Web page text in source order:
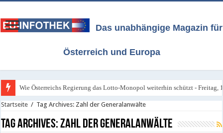
Das unabhängige Magazin für
Österreich und Europa
Wie Österreichs Regierung das Lotto-Monopol weiterhin schützt - Freitag,
Startseite / Tag Archives: Zahl der Generalanwälte
Tag Archives:Zahl der Generalanwälte